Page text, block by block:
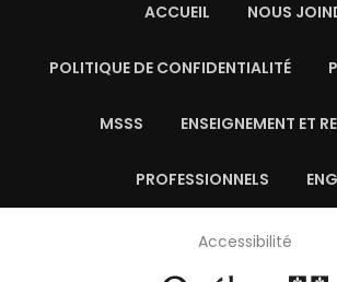
ACCUEIL NOUS
POLITIQUE DE CONFIDENTIALITÉ
MSSS ENSEIGNEMENT ET
PROFESSIONNELS
Accessibilité